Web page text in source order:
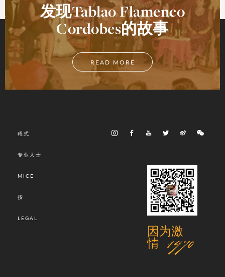
发现Tablao Flamenco
Cordobes的故事
READ MORE
程式
专业人士
MICE
按
LEGAL
因为激
情 1970